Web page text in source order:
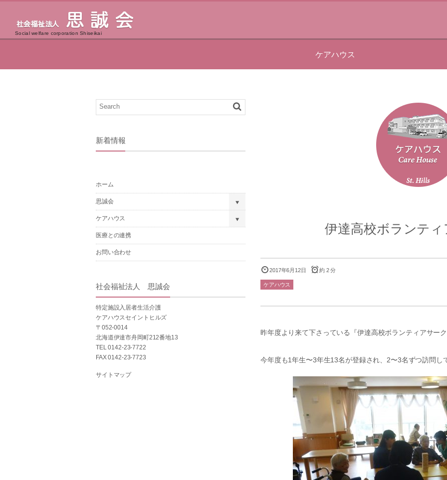
Social welfare corporation Shiseikai
ケアハウス
伊達高校ボランテ
2017年6月12日 約 2 分
ケアハウス
昨年度より来て下さっている『伊達高校ボランティアサー
今年度も1年生〜3年生13名が登録され、2〜3名ずつ訪問し
新着情報
ホーム
思誠会
ケアハウス
医療との連携
お問い合わせ
社会福祉法人 思誠会
特定施設入居者生活介護
ケアハウスセイントヒルズ
〒052-0014
北海道伊達市舟岡町212番地13
TEL 0142-23-7722
FAX 0142-23-7723
サイトマップ